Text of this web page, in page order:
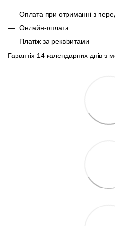
Оплата при отриманні з
Онлайн-оплата
Платіж за реквізитами
Гарантія 14 календарних днів з